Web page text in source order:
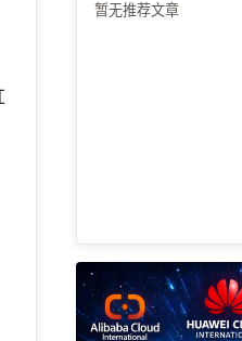
暂无推荐文章